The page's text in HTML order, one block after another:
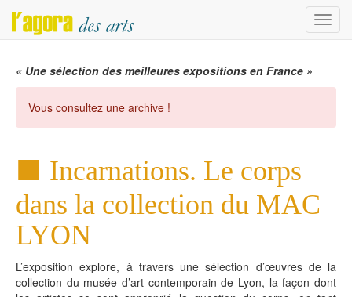
Menu
« Une sélection des meilleures expositions en France »
Vous consultez une archive !
Incarnations. Le corps
dans la collection du MAC
LYON
L’exposition explore, à travers une sélection d’œuvres de la
collection du musée d’art contemporain de Lyon, la façon dont